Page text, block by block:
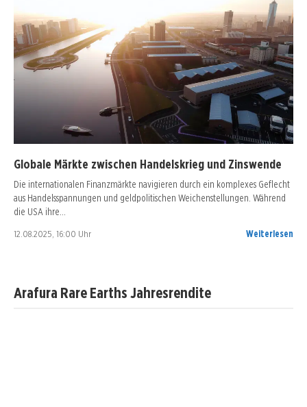
Globale Märkte zwischen Handelskrieg und Zinswende
Die internationalen Finanzmärkte navigieren durch ein komplexes Geflecht
aus Handelsspannungen und geldpolitischen Weichenstellungen. Während
die USA ihre…
12.08.2025, 16:00 Uhr Weiterlesen
Arafura Rare Earths Jahresrendite